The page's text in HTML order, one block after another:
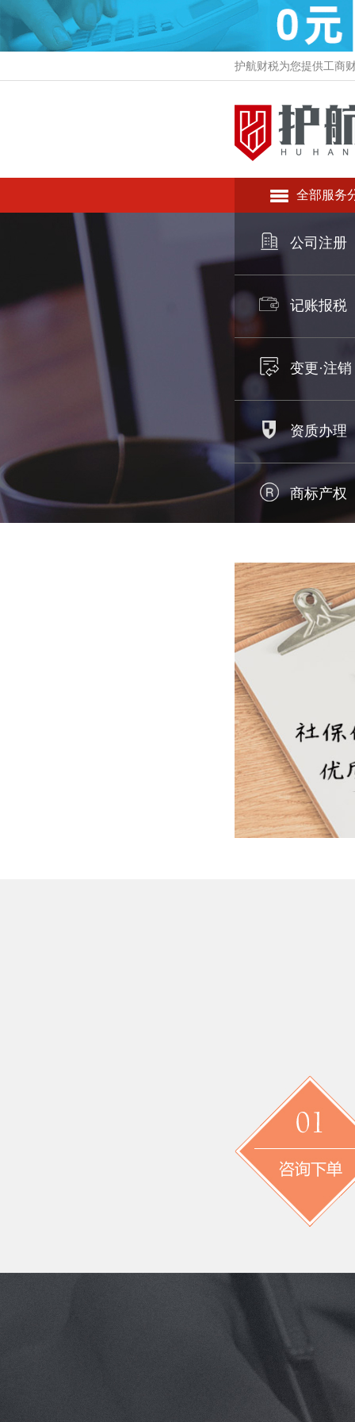
护航财税为您提供工商
全部服务
公司注册
记账报税
变更·注销
资质办理
商标产权